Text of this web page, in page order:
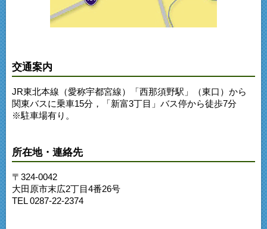
交通案内
JR東北本線（愛称宇都宮線）「西那須野駅」（東口）から
関東バスに乗車15分，「新富3丁目」バス停から徒歩7分
※駐車場有り。
所在地・連絡先
〒324-0042
大田原市末広2丁目4番26号
TEL 0287-22-2374